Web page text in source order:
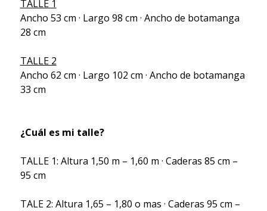
TALLE 1
Ancho 53 cm · Largo 98 cm · Ancho de botamanga
28 cm
TALLE 2
Ancho 62 cm · Largo 102 cm · Ancho de botamanga
33 cm
¿Cuál es mi talle?
TALLE 1: Altura 1,50 m – 1,60 m · Caderas 85 cm –
95 cm
TALE 2: Altura 1,65 – 1,80 o mas · Caderas 95 cm –